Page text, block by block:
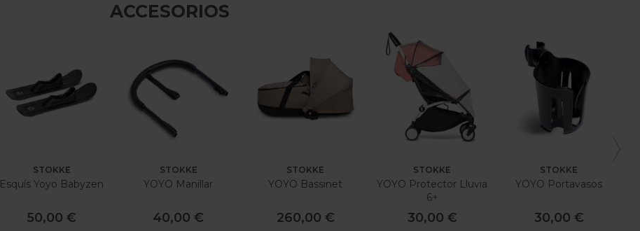
ACCESORIOS
STOKKE
Esquís Yoyo Babyzen
50,00 €
STOKKE
YOYO Manillar
40,00 €
STOKKE
YOYO Bassinet
260,00 €
STOKKE
YOYO Protector Lluvia
6+
30,00 €
STOKKE
YOYO Portavasos
30,00 €